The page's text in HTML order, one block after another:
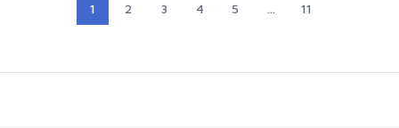
1 2 3 4 5 ... 11